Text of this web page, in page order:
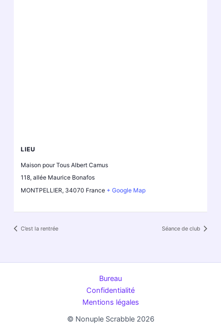
LIEU
Maison pour Tous Albert Camus
118, allée Maurice Bonafos
MONTPELLIER, 34070 France + Google Map
C’est la rentrée Séance de club
Bureau
Confidentialité
Mentions légales
© Nonuple Scrabble 2026